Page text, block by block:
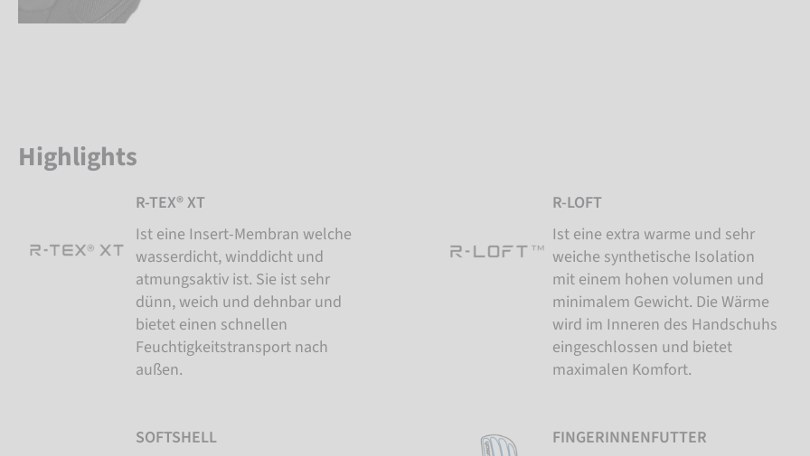
Highlights
R-TEX® XT
Ist eine Insert-Membran welche
wasserdicht, winddicht und
atmungsaktiv ist. Sie ist sehr
dünn, weich und dehnbar und
bietet einen schnellen
Feuchtigkeitstransport nach
außen.
R-LOFT
Ist eine extra warme und sehr
weiche synthetische Isolation
mit einem hohen volumen und
minimalem Gewicht. Die Wärme
wird im Inneren des Handschuhs
eingeschlossen und bietet
maximalen Komfort.
SOFTSHELL
FINGERINNENFUTTER